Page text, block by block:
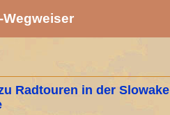
Wegweiser
Radtouren in der